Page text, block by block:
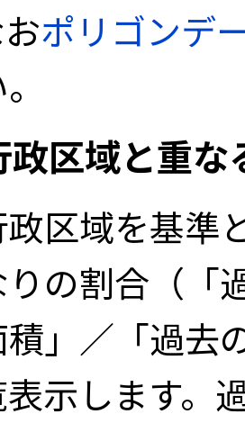
ポリゴンデ
政区域と重
区域を基準
りの割合（「
」／「過去
表示します。